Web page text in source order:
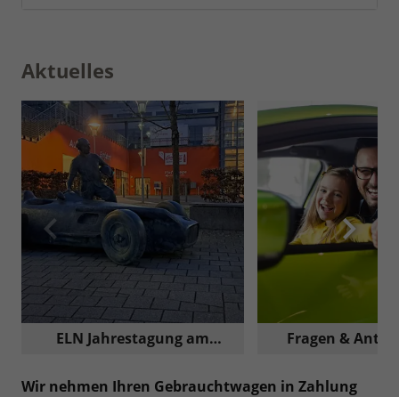
Aktuelles
ELN Jahrestagung am
Fragen &
Wir nehmen Ihren Gebrauchtwagen in Zahlung